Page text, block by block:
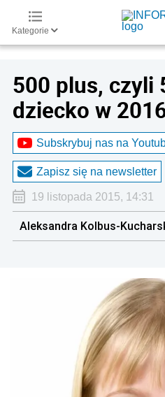
Kategorie
500 plus, czyli
dziecko w
Subskrybuj nas na
Zapisz się na newsletter
19 listopada 2015, 14:31
Aleksandra Kolbus-